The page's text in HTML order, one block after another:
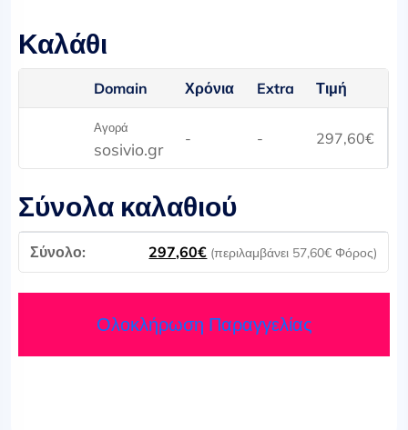
Καλάθι
Domain Χρόνια Extra Τιμή
Αγορά
sosivio.gr
- - 297,60€
Σύνολα καλαθιού
297,60€ (περιλαμβάνει 57,60€ Φόρος)
Ολοκλήρωση Παραγγελίας